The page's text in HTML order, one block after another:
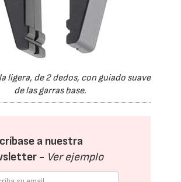
ligera, de 2 dedos, con guiado suave
de las garras base.
a nuestra
- Ver ejemplo